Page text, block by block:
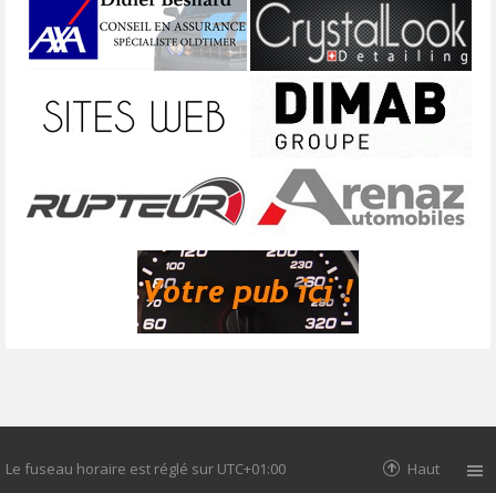
Le fuseau horaire est réglé sur UTC+01:00 Haut